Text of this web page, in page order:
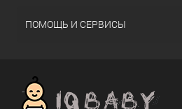
ПОМОЩЬ И СЕРВИСЫ